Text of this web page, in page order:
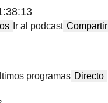
Ir al podcast Compartir
programas Directo